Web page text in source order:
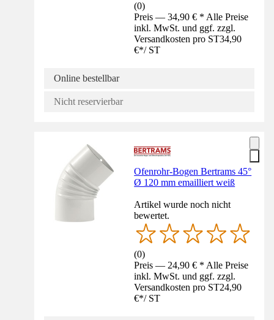
(0)
Preis — 34,90 € * Alle Preise
inkl. MwSt. und ggf. zzgl.
Versandkosten pro ST34,90
€*/ ST
Online bestellbar
Nicht reservierbar
Ofenrohr-Bogen Bertrams 45°
Ø 120 mm emailliert weiß
Artikel wurde noch nicht
bewertet.
(0)
Preis — 24,90 € * Alle Preise
inkl. MwSt. und ggf. zzgl.
Versandkosten pro ST24,90
€*/ ST